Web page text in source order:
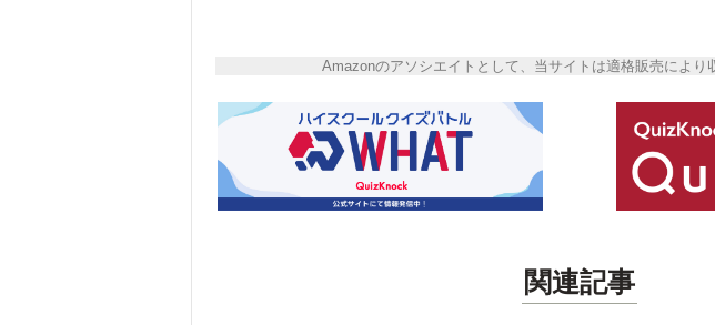
Amazonのアソシエイトとして、当サイトは適格販売により
関連記事